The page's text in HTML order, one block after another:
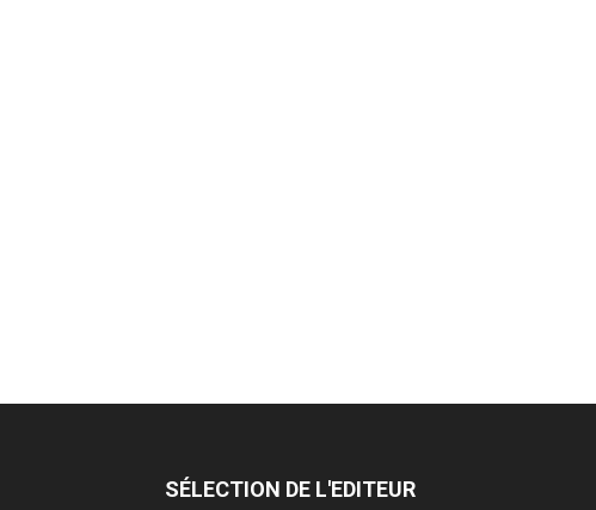
SÉLECTION DE L'EDITEUR